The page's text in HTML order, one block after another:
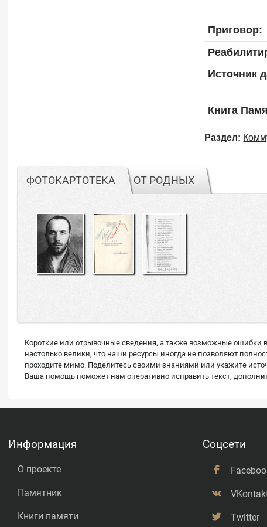
Приговор:
Источник
Книга
Раздел:
ФОТОКАРТОТЕКА ОТ РОДНЫХ
Короткие или отрывочные сведения, а также возможные ошибки
настолько велики, что наши ресурсы иногда не позволяют
проходите мимо. Поделитесь своими знаниями или укажите
Ваша помощь поможет нам оперативно исправить текст,
Информация
О проекте
Памятник
Книги памяти
Соцсети
Twitter